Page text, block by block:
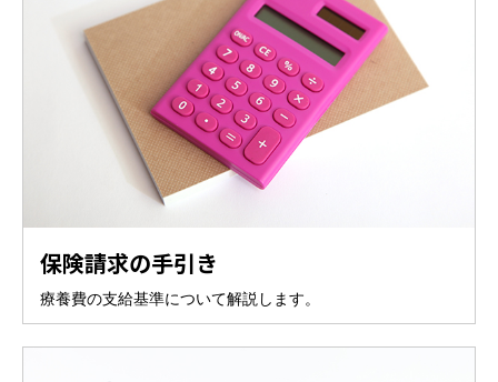
保険請求の手引き
療養費の支給基準について解説します。